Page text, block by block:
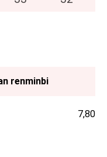
renminbi
7,80